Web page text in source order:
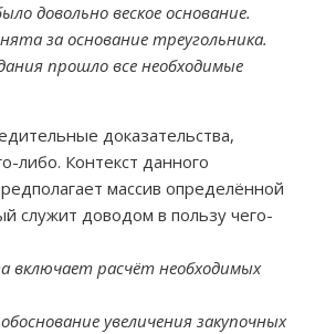
довольно веское основание.
за основание треугольника.
прошло все необходимые
доказательства,
либо. Контекст данного
массив определённой
служит доводом в пользу чего-
включает расчёт необходимых
увеличения закупочных